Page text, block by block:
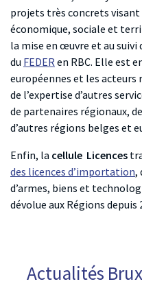
projets très concrets
économique, sociale et
la mise en œuvre et au
du FEDERen RBC. Elle est
européennes et les acteurs
de l’expertise d’autres
de partenaires régionaux,
d’autres régions belges et
Enfin, la cellule Licences
des licences d’importation,
d’armes, biens et
dévolue aux Régions depuis
Actualités